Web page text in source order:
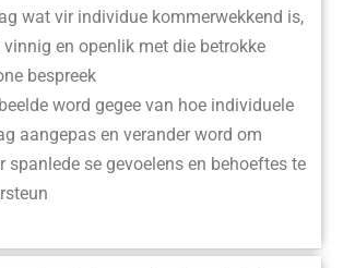
wat vir individue kommerwekkend is,
vinnig en openlik met die betrokke
bespreek
word gegee van hoe individuele
aangepas en verander word om
spanlede se gevoelens en behoeftes te